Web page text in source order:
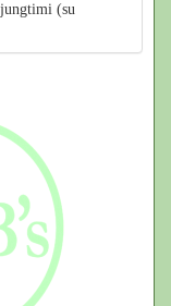
jungtimi (su